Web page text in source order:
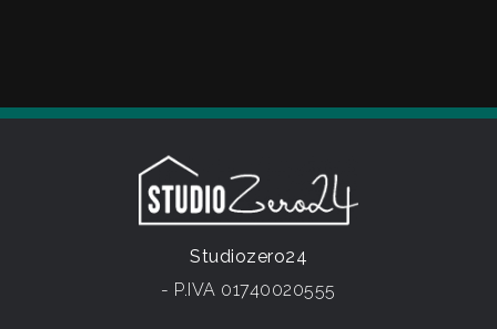
Studiozero24
- P.IVA 01740020555